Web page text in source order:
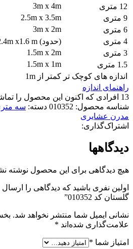
12 متری
3m x 4m
9 متری
2.5m x 3.5m
6 متری
3m x 2m
4 متری
(حدود) 2.4m x1.6 m
3 متری
1.5m x 2m
1.5 متری
1.5m x 1m
اندازه های کوچک تر کمتر از 1m
راهنمای اندازه
13 افرادی که اکنون این محصول را
شناسه محصول: 010352 دسته: سه
مدرن عشایری
اشتراک‌گذاری:
دیدگاهها
هیچ دیدگاهی برای این محصول نوشته
اولین نفری باشید که دیدگاهی را
گلستان کد 010352”
نشانی ایمیل شما منتشر نخواهد شد.
علامت‌گذاری شده‌اند *
امتیاز شما *